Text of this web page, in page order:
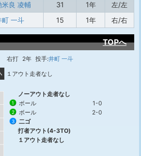
米良 凌輔 31 1年
左/左
町 一斗 15 1年 右/右
TOPへ
右打 2年 投手:井町 一斗
１アウト走者なし
ノーアウト走者なし
1 ボール 1-0
2 ボール 2-0
3
二ゴ
打者アウト(4-3TO)
１アウト走者なし